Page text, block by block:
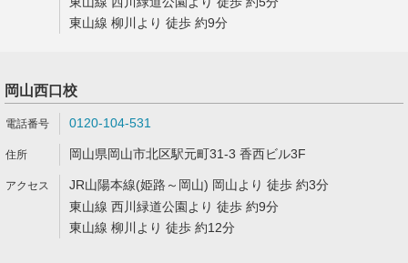
東山線 柳川より 徒歩 約9分
岡山西口校
0120-104-531
岡山県岡山市北区駅元町31-3 香西ビル3F
JR山陽本線(姫路～岡山) 岡山より 徒歩 約3分
東山線 西川緑道公園より 徒歩 約9分
東山線 柳川より 徒歩 約12分